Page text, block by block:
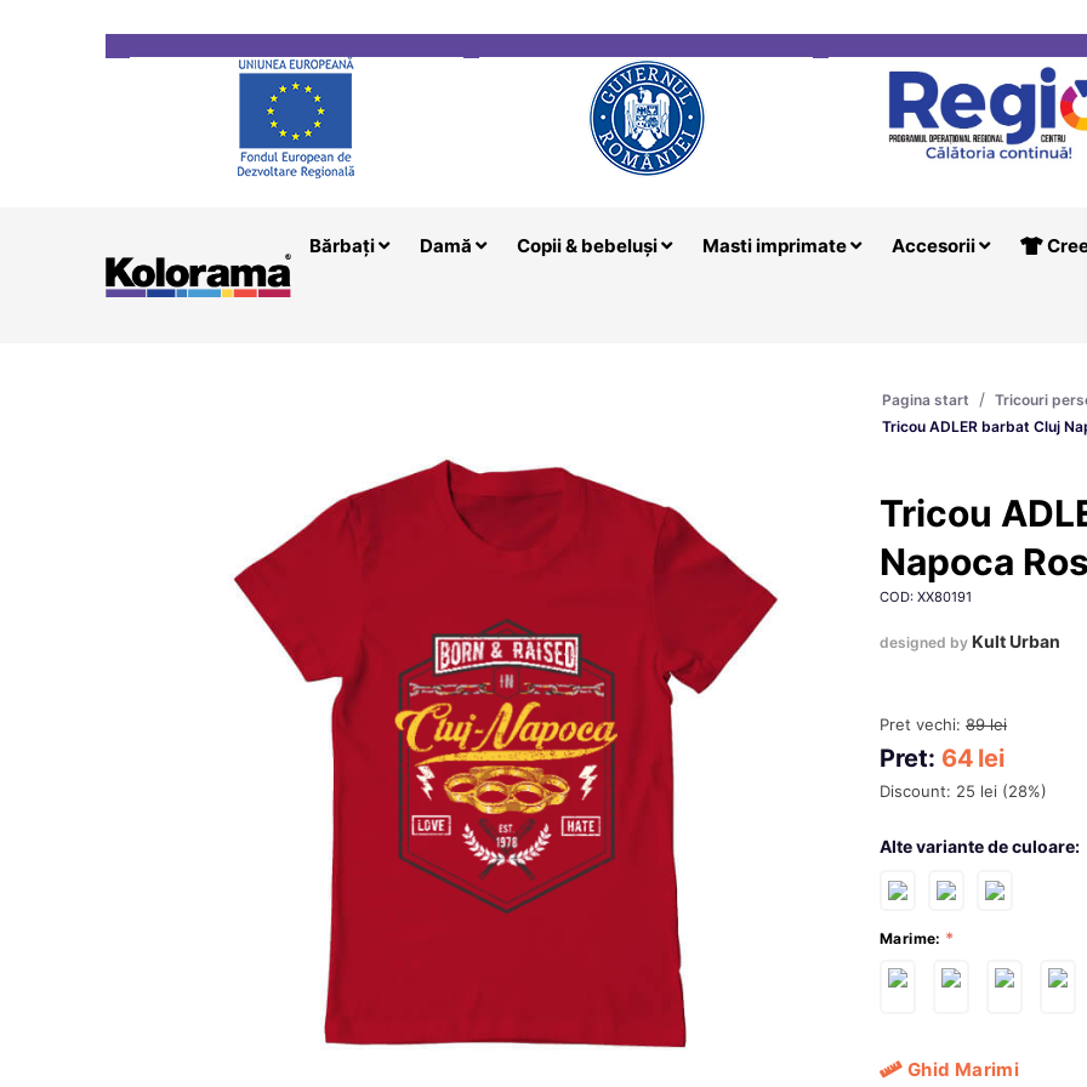
Bărbați Damă Copii & bebeluși Masti imprimate Accesorii
Pagina start / Tricouri
Tricou ADLER barbat Cluj
Tricou
Napoca
COD: XX80191
designed by Kult Urban
Pret vechi: 89 lei
Pret: 64 lei
Discount: 25 lei (28%)
Alte variante de culoare:
Marime:
Ghid Marimi